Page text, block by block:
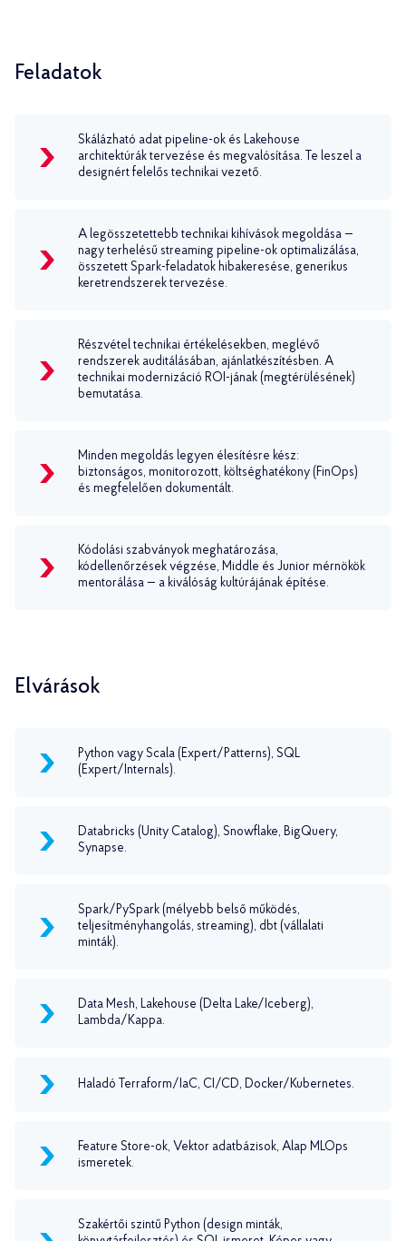
Feladatok
Skálázható adat pipeline-ok és Lakehouse
architektúrák tervezése és megvalósítása. Te leszel a
designért felelős technikai vezető.
A legösszetettebb technikai kihívások megoldása —
nagy terhelésű streaming pipeline-ok optimalizálása,
összetett Spark-feladatok hibakeresése, generikus
keretrendszerek tervezése.
Részvétel technikai értékelésekben, meglévő
rendszerek auditálásában, ajánlatkészítésben. A
technikai modernizáció ROI-jának (megtérülésének)
bemutatása.
Minden megoldás legyen élesítésre kész:
biztonságos, monitorozott, költséghatékony (FinOps)
és megfelelően dokumentált.
Kódolási szabványok meghatározása,
kódellenőrzések végzése, Middle és Junior mérnökök
mentorálása — a kiválóság kultúrájának építése.
Elvárások
Python vagy Scala (Expert/Patterns), SQL
(Expert/Internals).
Databricks (Unity Catalog), Snowflake, BigQuery,
Synapse.
Spark/PySpark (mélyebb belső működés,
teljesítményhangolás, streaming), dbt (vállalati
minták).
Data Mesh, Lakehouse (Delta Lake/Iceberg),
Lambda/Kappa.
Haladó Terraform/IaC, CI/CD, Docker/Kubernetes.
Feature Store-ok, Vektor adatbázisok, Alap MLOps
ismeretek.
Szakértői szintű Python (design minták,